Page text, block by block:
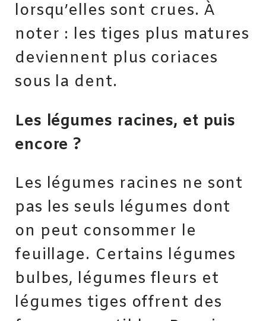
lorsqu’elles sont crues. À
noter : les tiges plus matures
deviennent plus coriaces
sous la dent.
Les légumes racines, et puis
encore ?
Les légumes racines ne sont
pas les seuls légumes dont
on peut consommer le
feuillage. Certains légumes
bulbes, légumes fleurs et
légumes tiges offrent des